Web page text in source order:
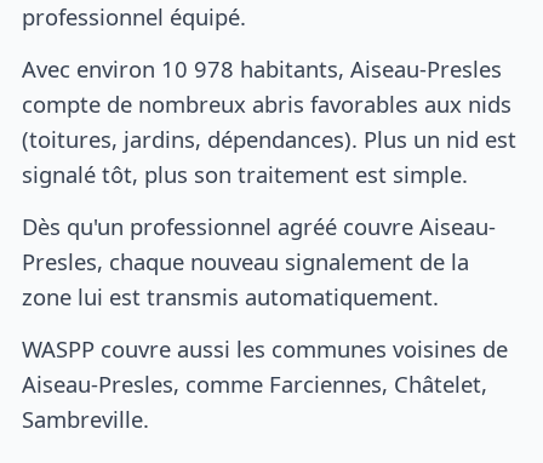
professionnel équipé.
Avec environ 10 978 habitants, Aiseau-Presles
compte de nombreux abris favorables aux nids
(toitures, jardins, dépendances). Plus un nid est
signalé tôt, plus son traitement est simple.
Dès qu'un professionnel agréé couvre Aiseau-
Presles, chaque nouveau signalement de la
zone lui est transmis automatiquement.
WASPP couvre aussi les communes voisines de
Aiseau-Presles, comme Farciennes, Châtelet,
Sambreville.